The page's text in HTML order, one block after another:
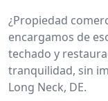
¿Propiedad
encargamos de
techado y
tranquilidad, sin
Long Neck, DE.